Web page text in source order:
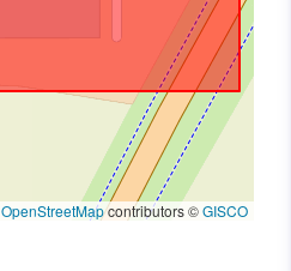
OpenStreetMapcontributors ©GISCO